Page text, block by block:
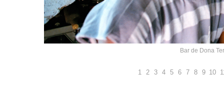
Bar de Dona
1 2 3 4 5 6 7 8 9 10